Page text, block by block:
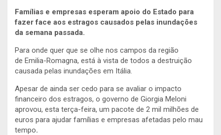
Famílias e empresas esperam apoio do Estado para
fazer face aos estragos causados pelas inundações
da semana passada.
Para onde quer que se olhe nos campos da região
de Emilia-Romagna, está à vista de todos a destruição
causada pelas inundações em Itália.
Apesar de ainda ser cedo para se avaliar o impacto
financeiro dos estragos, o governo de Giorgia Meloni
aprovou, esta terça-feira, um pacote de 2 mil milhões de
euros para ajudar famílias e empresas afetadas pelo mau
tempo.